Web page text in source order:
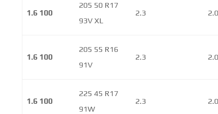
1.6 100
205 50 R17
93V XL
2.3
1.6 100
205 55 R16
91V
2.3
1.6 100
225 45 R17
91W
2.3